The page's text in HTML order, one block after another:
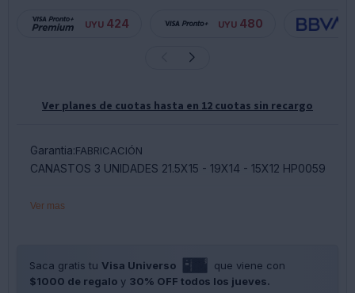
UYU 424 UYU 480
Ver planes de cuotas hasta en 12 cuotas sin recargo
Garantia:FABRICACIÓN
CANASTOS 3 UNIDADES 21.5X15 - 19X14 - 15X12 HP0059
Ver mas
Saca gratis tu Visa Universo
que viene con
$1000 de regalo y 30% OFF todos los jueves.